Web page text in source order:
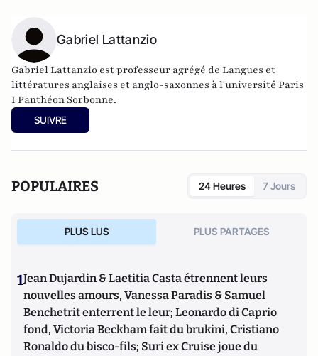
Gabriel Lattanzio
Gabriel Lattanzio est professeur agrégé de Langues et
littératures anglaises et anglo-saxonnes à l'université Paris
I Panthéon Sorbonne.
SUIVRE
POPULAIRES 24 Heures 7 Jours
PLUS LUS PLUS PARTAGES
1Jean Dujardin & Laetitia Casta étrennent leurs
nouvelles amours, Vanessa Paradis & Samuel
Benchetrit enterrent le leur; Leonardo di Caprio
fond, Victoria Beckham fait du brukini, Cristiano
Ronaldo du bisco-fils; Suri ex Cruise joue du